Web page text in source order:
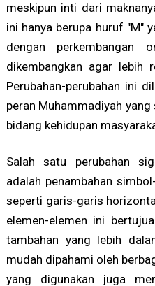
meskipun inti dari
ini hanya berupa huruf "M"
dengan perkembangan
dikembangkan agar lebih
Perubahan-perubahan ini
peran Muhammadiyah
bidang kehidupan
Salah satu perubahan
adalah penambahan
seperti garis-garis
elemen-elemen ini
tambahan yang lebih
mudah dipahami oleh
yang digunakan juga